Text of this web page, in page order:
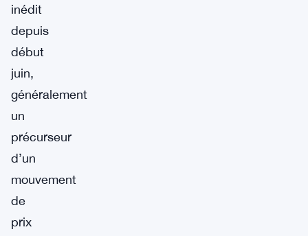
inédit
depuis
début
juin,
généralement
un
précurseur
d’un
mouvement
de
prix